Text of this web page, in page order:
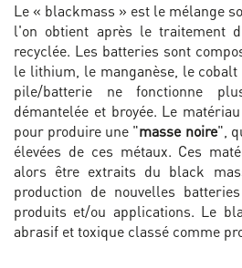
Le « blackmass » est le mélange
l'on obtient après le traitement
recyclée. Les batteries sont
le lithium, le manganèse, le
pile/batterie ne fonctionne
démantelée et broyée. Le
pour produire une "masse noire",
élevées de ces métaux. Ces
alors être extraits du black
production de nouvelles
produits et/ou applications. Le
abrasif et toxique classé comme